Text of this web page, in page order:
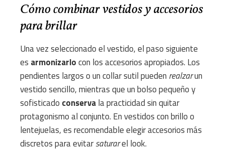
Cómo combinar vestidos y accesorios
para brillar
Una vez seleccionado el vestido, el paso siguiente
es armonizarlocon los accesorios apropiados. Los
pendientes largos o un collar sutil pueden realzarun
vestido sencillo, mientras que un bolso pequeño y
sofisticado conservala practicidad sin quitar
protagonismo al conjunto. En vestidos con brillo o
lentejuelas, es recomendable elegir accesorios más
discretos para evitarsaturarel look.